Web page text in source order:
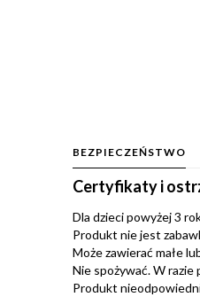
BEZPIECZEŃSTWO
Certyfikaty i
Dla dzieci powyżej 3
Produkt nie jest
Może zawierać małe
Nie spożywać. W razie
Produkt